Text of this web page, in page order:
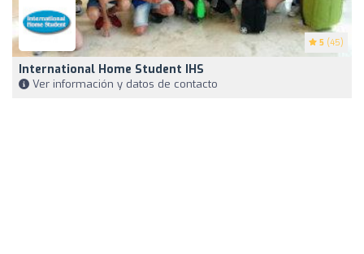
5 (45)
International Home Student IHS
Ver información y datos de contacto